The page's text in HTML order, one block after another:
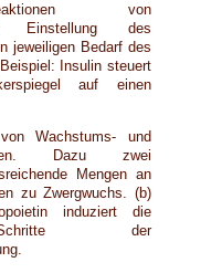
von
Einstellung des
jeweiligen Bedarf des
Insulin steuert
auf einen
Wachstums- und
Dazu zwei
Mengen an
zu Zwergwuchs. (b)
induziert die
der